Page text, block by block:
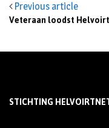
Previous article
Veteraan loodst
STICHTING